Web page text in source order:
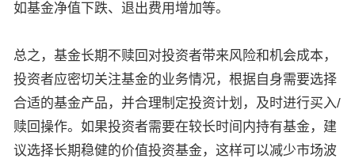
如基金净值下跌、退出费用增加等。
总之，基金长期不赎回对投资者带来风险和机会成本，
投资者应密切关注基金的业务情况，根据自身需要选择
合适的基金产品，并合理制定投资计划，及时进行买入/
赎回操作。如果投资者需要在较长时间内持有基金，建
议选择长期稳健的价值投资基金，这样可以减少市场波